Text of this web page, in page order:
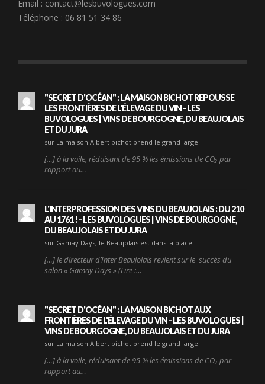
Email : contact@lesbuvologues.com
Téléphone : 06 81 51 34 86
"SECRET D'OCÉAN" : LA MAISON BICHOT REPOUSSE
LES FRONTIÈRES DE L'ÉLEVAGE DU VIN - LES
BUVOLOGUES | VINS DE BOURGOGNE, DU BEAUJOLAIS
ET DU JURA
sur La maison Albert bichot prend le grand large!
[…] à la voile, réduisant de 95 % les émissions de CO₂ par
rapport au…
L'INTERPROFESSION DES VINS DU BEAUJOLAIS : DU 210
AU 1761 ! - LES BUVOLOGUES | VINS DE BOURGOGNE,
DU BEAUJOLAIS ET DU JURA
sur Gamay Days, le Beaujolais est dans la place !
[…] le directeur d’Inter Beaujolais revient sur le succès du
salon « Gamay Days » (Lire :…
"SECRET D'OCÉAN" : LA MAISON BICHOT AUX
FRONTIÈRES DE L'ÉLEVAGE DU VIN - LES BUVOLOGUES |
VINS DE BOURGOGNE, DU BEAUJOLAIS ET DU JURA
sur La maison Albert bichot prend le grand large!
[…] à la voile, réduisant de 95 % les émissions de CO₂ par
rapport au…